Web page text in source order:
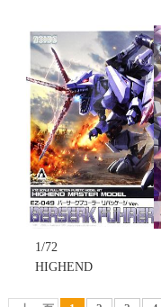
Re/color 組裝
模型(不挑盒
況)(售完缺
貨...
售價:0
1/72
HIGHEND